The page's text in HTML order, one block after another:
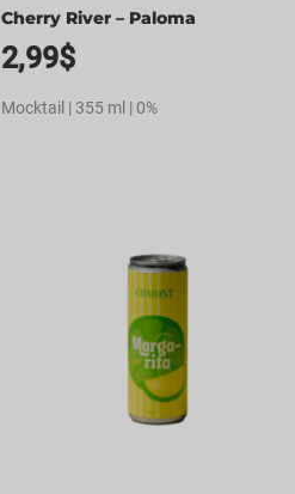
Cherry River – Paloma
2,99$
Mocktail | 355 ml | 0%